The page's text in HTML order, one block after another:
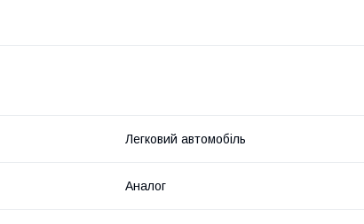
Легковий автомобіль
Аналог